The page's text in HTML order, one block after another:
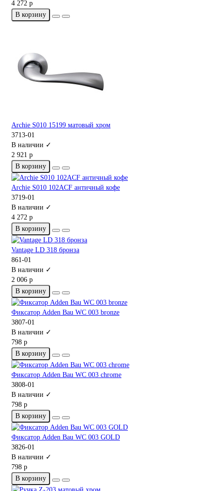
4 272 р
В корзину
Archie S010 15199 матовый хром
3713-01
В наличии ✓
2 921 р
В корзину
Archie S010 102ACF античный кофе
3719-01
В наличии ✓
4 272 р
В корзину
Vantage LD 318 бронза
861-01
В наличии ✓
2 006 р
В корзину
Фиксатор Adden Bau WC 003 bronze
3807-01
В наличии ✓
798 р
В корзину
Фиксатор Adden Bau WC 003 chrome
3808-01
В наличии ✓
798 р
В корзину
Фиксатор Adden Bau WC 003 GOLD
3826-01
В наличии ✓
798 р
В корзину